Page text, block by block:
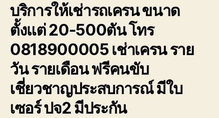
บริการให้เช่ารถเครน ขนาด
ตั้งแต่ 20-500ตัน โทร
0818900005 เช่าเครน ราย
วัน รายเดือน ฟรีคนขับ
เชี่ยวชาญประสบการณ์ มีใบ
เซอร์ ปจ2 มีประกัน